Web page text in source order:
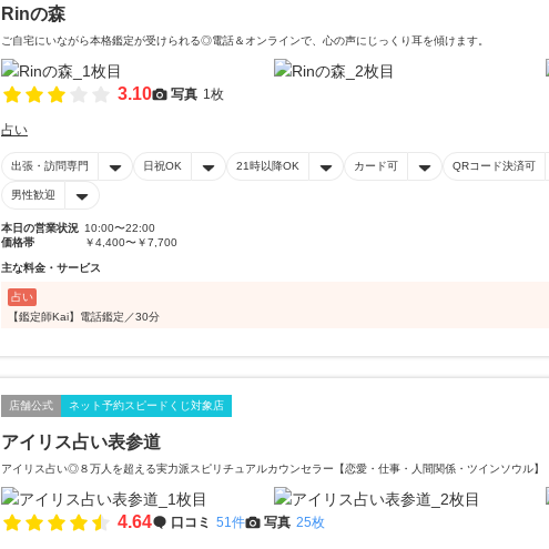
Rinの森
ご自宅にいながら本格鑑定が受けられる◎電話＆オンラインで、心の声にじっくり耳を傾けます。
3.10 写真 1枚
占い
出張・訪問専門 日祝OK 21時以降OK カード可 QRコード決済可
男性歓迎
本日の営業状況 10:00〜22:00
価格帯
￥4,400〜￥7,700
主な料金・サービス
占い
【鑑定師Kai】電話鑑定／30分
店舗公式 ネット予約スピードくじ対象店
アイリス占い表参道
アイリス占い◎８万人を超える実力派スピリチュアルカウンセラー【恋愛・仕事・人間関係・ツインソウル】
4.64 口コミ 51件 写真 25枚